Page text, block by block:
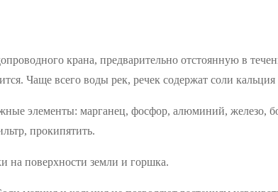
крана, предварительно отстоянную в
Чаще всего воды рек, речек содержат соли
элементы: марганец, фосфор, алюминий,
прокипятить.
на поверхности земли и горшка.